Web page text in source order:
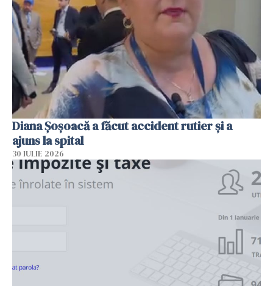
Diana Șoșoacă a făcut accident rutier și a
ajuns la spital
30 IULIE 2026